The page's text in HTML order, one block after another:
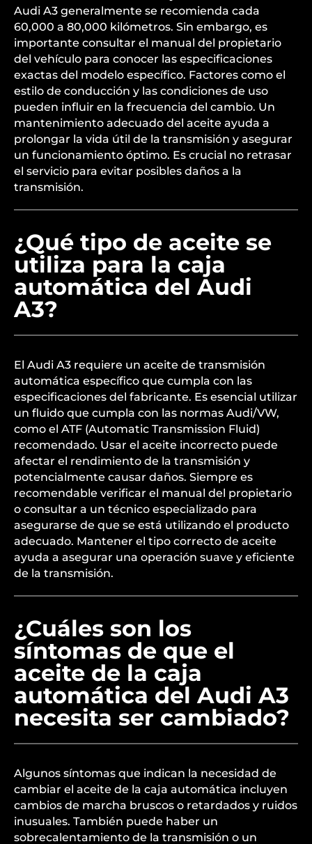
Audi A3 generalmente se recomienda cada
60,000 a 80,000 kilómetros. Sin embargo, es
importante consultar el manual del propietario
del vehículo para conocer las especificaciones
exactas del modelo específico. Factores como el
estilo de conducción y las condiciones de uso
pueden influir en la frecuencia del cambio. Un
mantenimiento adecuado del aceite ayuda a
prolongar la vida útil de la transmisión y asegurar
un funcionamiento óptimo. Es crucial no retrasar
el servicio para evitar posibles daños a la
transmisión.
¿Qué tipo de aceite se
utiliza para la caja
automática del Audi
A3?
El Audi A3 requiere un aceite de transmisión
automática específico que cumpla con las
especificaciones del fabricante. Es esencial utilizar
un fluido que cumpla con las normas Audi/VW,
como el ATF (Automatic Transmission Fluid)
recomendado. Usar el aceite incorrecto puede
afectar el rendimiento de la transmisión y
potencialmente causar daños. Siempre es
recomendable verificar el manual del propietario
o consultar a un técnico especializado para
asegurarse de que se está utilizando el producto
adecuado. Mantener el tipo correcto de aceite
ayuda a asegurar una operación suave y eficiente
de la transmisión.
¿Cuáles son los
síntomas de que el
aceite de la caja
automática del Audi A3
necesita ser cambiado?
Algunos síntomas que indican la necesidad de
cambiar el aceite de la caja automática incluyen
cambios de marcha bruscos o retardados y ruidos
inusuales. También puede haber un
sobrecalentamiento de la transmisión o un